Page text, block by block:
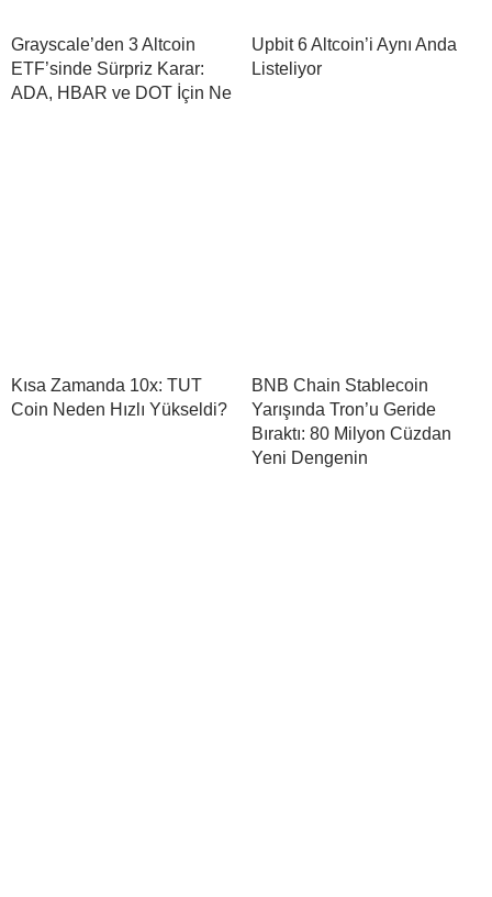
Grayscale’den 3 Altcoin
ETF’sinde Sürpriz Karar:
ADA, HBAR ve DOT İçin Ne
Upbit 6 Altcoin’i Aynı Anda
Listeliyor
Kısa Zamanda 10x: TUT
Coin Neden Hızlı Yükseldi?
BNB Chain Stablecoin
Yarışında Tron’u Geride
Bıraktı: 80 Milyon Cüzdan
Yeni Dengenin